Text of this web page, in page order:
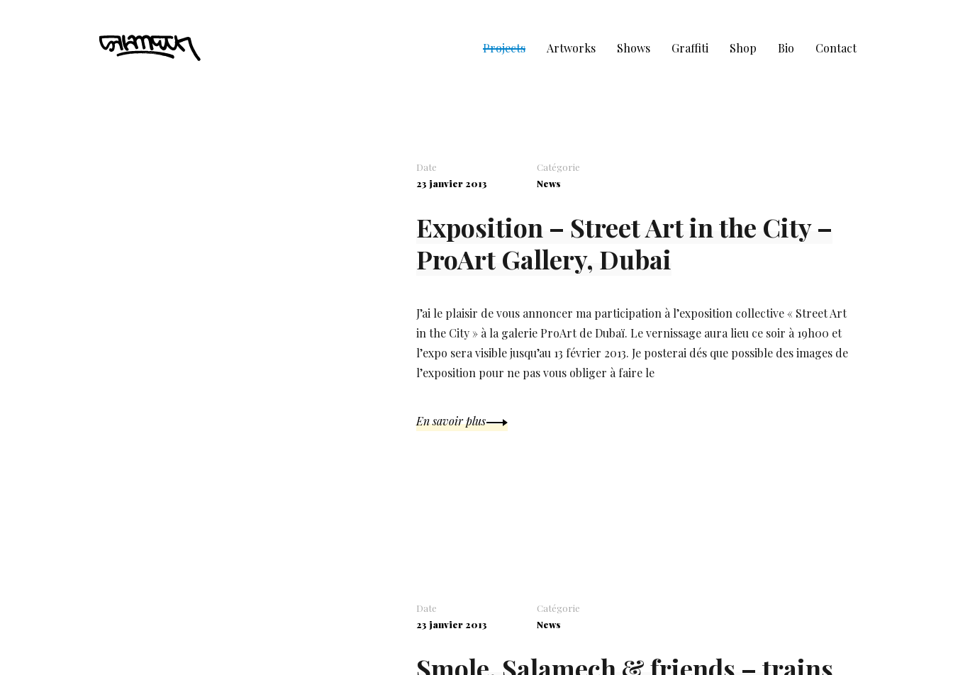
Projects Artworks Shows Graffiti Shop Bio Contact
Date
23 janvier 2013
Catégorie
News
Exposition – Street Art in the City –
ProArt Gallery, Dubai
J’ai le plaisir de vous annoncer ma participation à l’exposition collective « Street Art
in the City » à la galerie ProArt de Dubaï. Le vernissage aura lieu ce soir à 19h00 et
l’expo sera visible jusqu’au 13 février 2013. Je posterai dés que possible des images de
l’exposition pour ne pas vous obliger à faire le
En savoir plus
Date
23 janvier 2013
Catégorie
News
Smole, Salamech & friends – trains